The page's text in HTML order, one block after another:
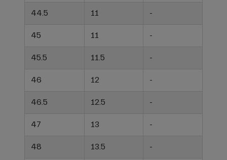
44.5 11 -
45 11 -
45.5 11.5 -
46 12 -
46.5 12.5 -
47 13 -
48 13.5 -